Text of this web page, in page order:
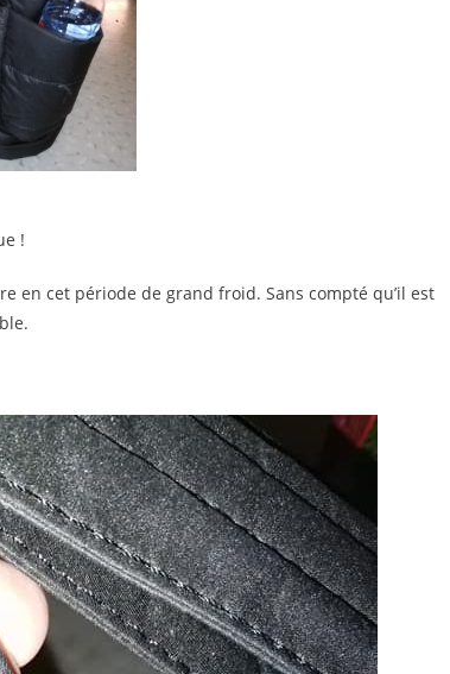
!
en cet période de grand froid. Sans compté qu’il est